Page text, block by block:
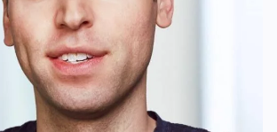
0 Minage
9 Écosystèmes